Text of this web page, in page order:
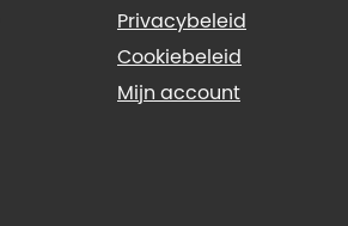
Privacybeleid
Cookiebeleid
Mijn account